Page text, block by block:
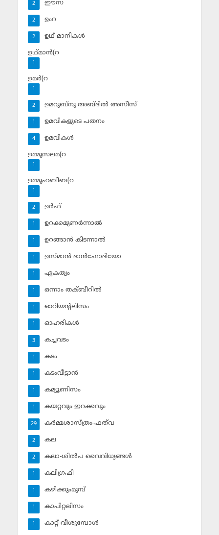
ഈസ
2
ഉംറ
2
ഉഥ് മാനികള്‍
2
ഉഥ്മാന്‍(റ
1
ഉമര്‍(റ
1
ഉമറുബ്‌നു അബ്ദില്‍ അസീസ്‌
2
ഉമവികളുടെ പതനം
1
ഉമവികള്‍
4
ഉമ്മുസലമ(റ
1
ഉമ്മുഹബീബ(റ
1
ഉര്‍ഫ്
2
ഉറക്കമുണര്‍ന്നാല്‍
1
ഉറങ്ങാന്‍ കിടന്നാല്‍
1
ഉസ്മാന്‍ ദാന്‍ഫോദിയോ
1
ഏകത്വം
1
ഒന്നാം തക്ബീറില്‍
1
ഓറിയന്റലിസം
1
ഓഹരികള്‍
1
കച്ചവടം
3
കടം
1
കടംവീട്ടാന്‍
1
കമ്യൂണിസം
1
കയറ്റവും ഇറക്കവും
1
കര്‍മ്മശാസ്ത്രം-ഫത്‌വ
29
കല
2
കലാ-ശില്‍പ വൈവിധ്യങ്ങള്‍
2
കലിഗ്രഫി
1
കഴിക്കുംമുമ്പ്
1
കാപിറ്റലിസം
1
കാറ്റ് വീശുമ്പോള്‍
1